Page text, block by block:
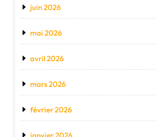
juin 2026
mai 2026
avril 2026
mars 2026
février 2026